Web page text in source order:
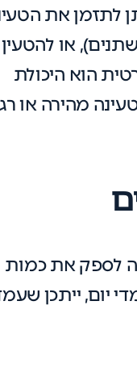
לתזמן את
או
הוא היכולת
מהירה או
לספק את כמות
יום, ייתכן